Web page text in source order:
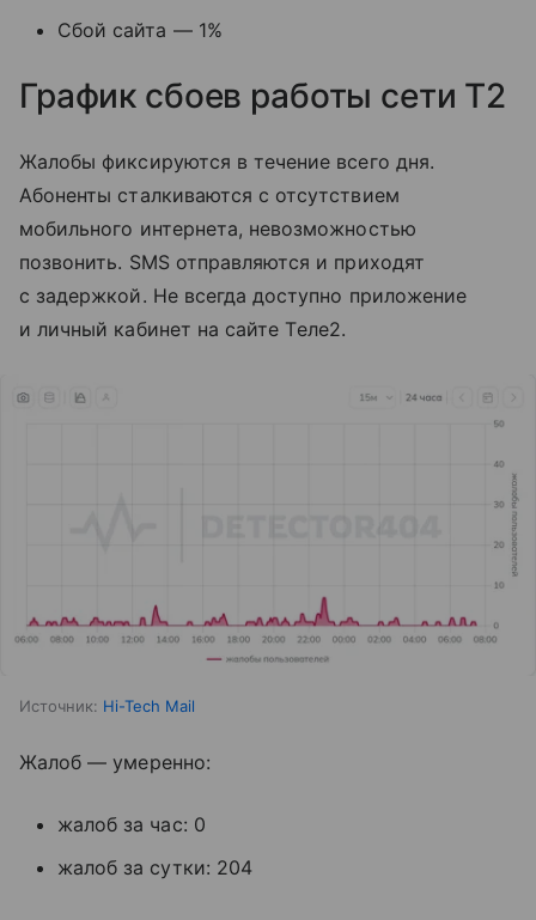
Сбой сайта — 1%
График сбоев работы сети T2
Жалобы фиксируются в течение всего дня.
Абоненты сталкиваются с отсутствием
мобильного интернета, невозможностью
позвонить. SMS отправляются и приходят
с задержкой. Не всегда доступно приложение
и личный кабинет на сайте Tеле2.
Источник: Hi-Tech Mail
Жалоб — умеренно:
жалоб за час: 0
жалоб за сутки: 204